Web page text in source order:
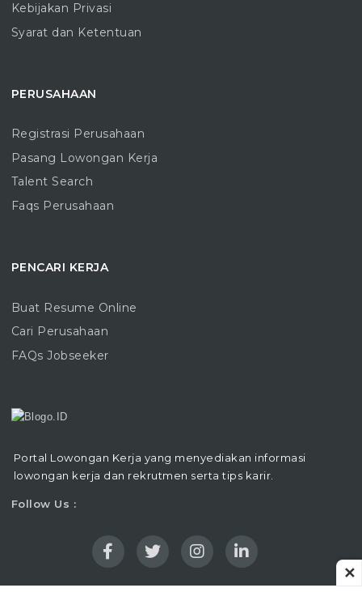
Kebijakan Privasi
Syarat dan Ketentuan
PERUSAHAAN
Registrasi Perusahaan
Pasang Lowongan Kerja
Talent Search
Faqs Perusahaan
PENCARI KERJA
Buat Resume Online
Cari Perusahaan
FAQs Jobseeker
Portal Lowongan Kerja yang menyediakan informasi
lowongan kerja dan rekrutmen serta tips karir.
Follow Us :
✕